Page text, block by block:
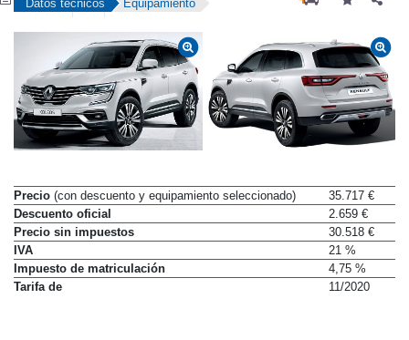
Datos técnicos Equipamiento
Precio (con descuento y equipamiento seleccionado)
35.717 €
Descuento oficial
2.659 €
Precio sin impuestos
30.518 €
IVA
21 %
Impuesto de matriculación
4,75 %
Tarifa de
11/2020